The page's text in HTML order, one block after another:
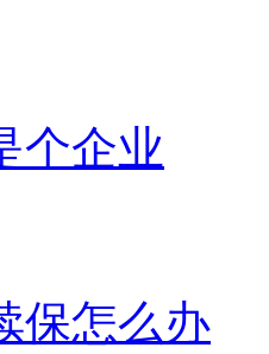
个企业
保怎么办